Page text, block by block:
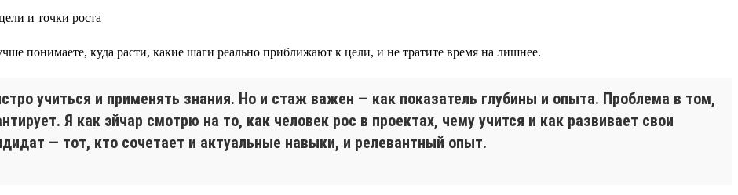
и точки роста
понимаете, куда расти, какие шаги реально приближают к цели, и не тратите время на лишнее.
учиться и применять знания. Но и стаж важен — как показатель глубины и опыта. Проблема в том,
Я как эйчар смотрю на то, как человек рос в проектах, чему учится и как развивает свои
— тот, кто сочетает и актуальные навыки, и релевантный опыт.